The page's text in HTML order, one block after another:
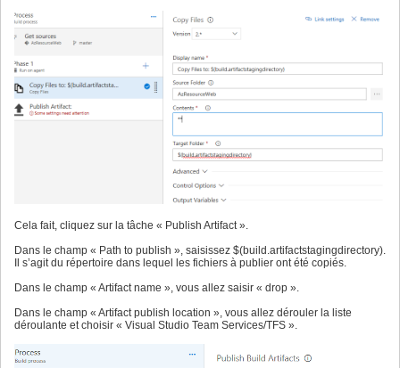
Cela fait, cliquez sur la tâche « Publish Artifact ».
Dans le champ « Path to publish », saisissez $(build.artifactstagingdirectory).
Il s’agit du répertoire dans lequel les fichiers à publier ont été copiés.
Dans le champ « Artifact name », vous allez saisir « drop ».
Dans le champ « Artifact publish location », vous allez dérouler la liste
déroulante et choisir « Visual Studio Team Services/TFS ».